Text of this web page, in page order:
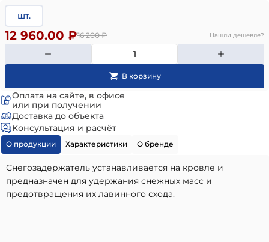
шт.
16 200₽
12 960.00 ₽ Нашли дешевле?
Оплата на сайте, в офисе
или при получении
Доставка до объекта
Консультация и расчёт
О продукции Характеристики О бренде
Снегозадержатель устанавливается на кровле и
предназначен для удержания снежных масс и
предотвращения их лавинного схода.